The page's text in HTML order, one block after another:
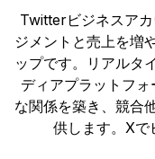
Twitterビジネスア
ジメントと売上を増
ップです。リアルタ
ディアプラットフ
な関係を築き、競合
供します。Xで